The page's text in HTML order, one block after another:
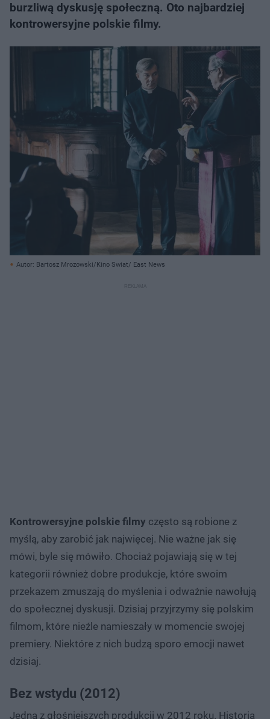
burzliwą dyskusję społeczną. Oto najbardziej
kontrowersyjne polskie filmy.
Autor: Bartosz Mrozowski/Kino Swiat/ East News
Kontrowersyjne polskie filmy często są robione z
myślą, aby zarobić jak najwięcej. Nie ważne jak się
mówi, byle się mówiło. Chociaż pojawiają się w tej
kategorii również dobre produkcje, które swoim
przekazem zmuszają do myślenia i odważnie nawołują
do społecznej dyskusji. Dzisiaj przyjrzymy się polskim
filmom, które nieźle namieszały w momencie swojej
premiery. Niektóre z nich budzą sporo emocji nawet
dzisiaj.
Bez wstydu (2012)
Jedna z głośniejszych produkcji w 2012 roku. Historia